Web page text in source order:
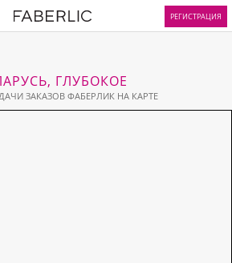
РЕГИСТРАЦИЯ
ГЛУБОКОЕ
ЗАКАЗОВ ФАБЕРЛИК НА КАРТЕ